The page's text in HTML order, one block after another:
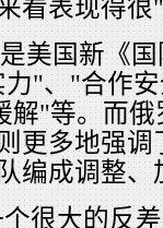
看表现得很
美国新《
"、"合作
"等。而俄
更多地强
编成调整
很大的反